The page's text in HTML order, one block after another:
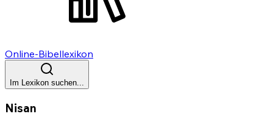
Online-Bibellexikon
Im Lexikon suchen...
Nisan